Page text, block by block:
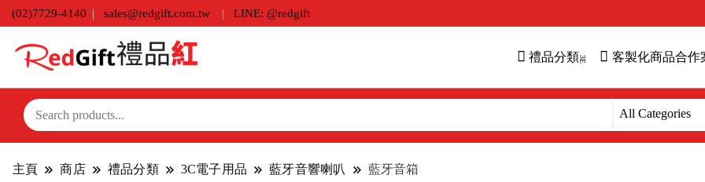
(02)7729-4140 sales@redgift.com.tw LINE: @redgift
禮品分類 客製化商品合作
主頁 商店 禮品分類 3C電子用品 藍牙音響喇叭 藍牙音箱